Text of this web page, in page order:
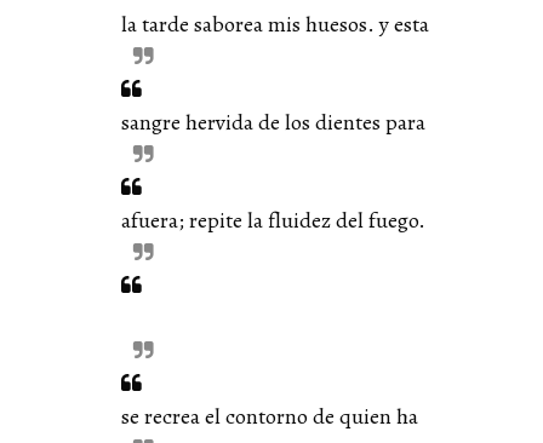
la tarde saborea mis huesos. y esta
sangre hervida de los dientes para
afuera; repite la fluidez del fuego.
se recrea el contorno de quien ha